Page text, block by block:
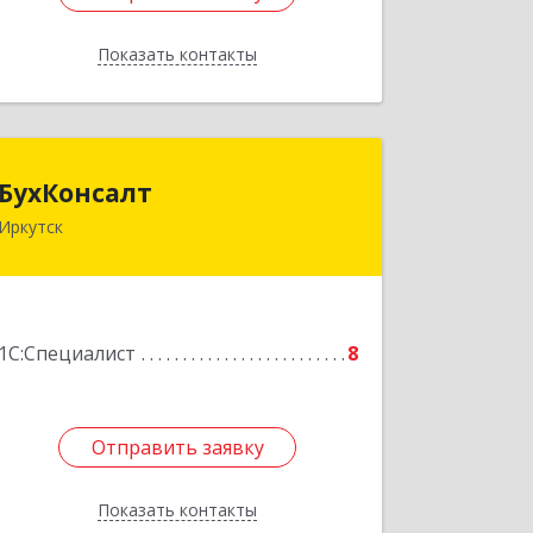
Показать контакты
Назад
БухКонсалт
Иркутск
1С:Специалист 8
Отправить заявку
Показать контакты
664074, Иркутская обл, Иркутск г,
Отправить заявку
Назад